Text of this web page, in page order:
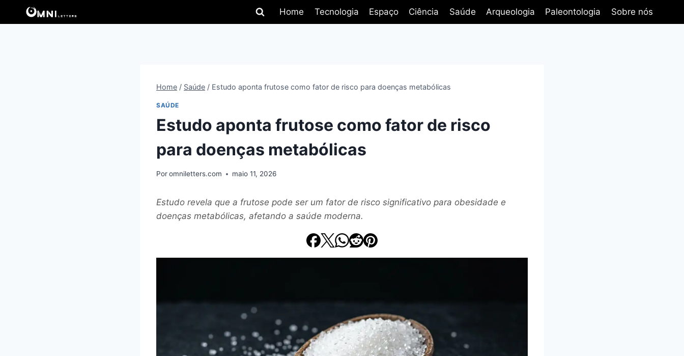
Home Tecnologia Espaço Ciência Saúde Arqueologia Paleontologia Sobre nós
Home / Saúde / Estudo aponta frutose como fator de risco para doenças metabólicas
SAÚDE
Estudo aponta frutose como fator de risco
para doenças metabólicas
Poromniletters.com maio 11, 2026
Estudo revela que a frutose pode ser um fator de risco significativo para obesidade e
doenças metabólicas, afetando a saúde moderna.